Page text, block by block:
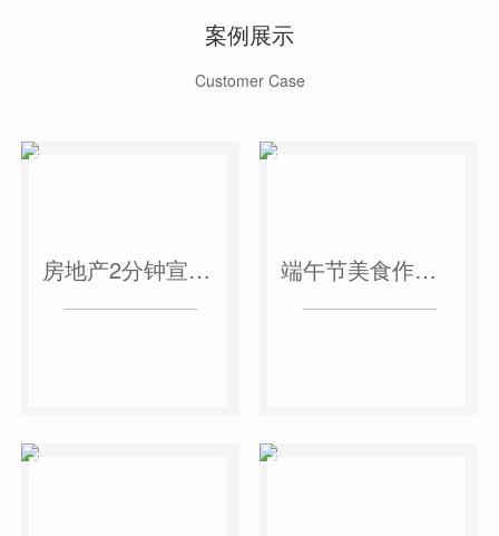
案例展示
Customer Case
房地产2分钟宣传片 端午节美食作品短视频案例